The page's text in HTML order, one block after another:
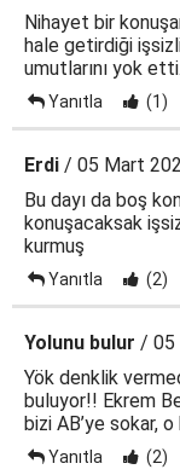
Nihayet bir
hale getirdiği
umutlarını yok etti.
Yanıtla (1)
Erdi / 05 Mart
Bu dayı da boş
konuşacaksak
kurmuş
Yanıtla (2)
Yolunu bulur / 05
Yök denklik
buluyor!! Ekrem
bizi AB’ye sokar,
Yanıtla (2)